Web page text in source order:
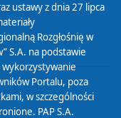
ustawy z dnia 27 lipca
Rozgłośnię w
S.A. na podstawie
Portalu, poza
w szczególności
PAP S.A.